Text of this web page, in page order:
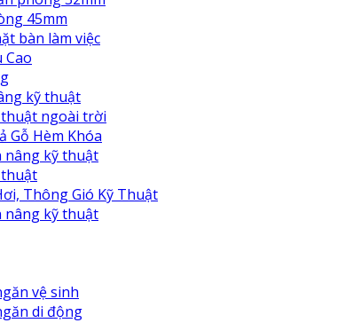
45mm
bàn làm việc
Cao
kỹ thuật
ngoài trời
Gỗ Hèm Khóa
nâng kỹ thuật
Thông Gió Kỹ Thuật
nâng kỹ thuật
vệ sinh
di động